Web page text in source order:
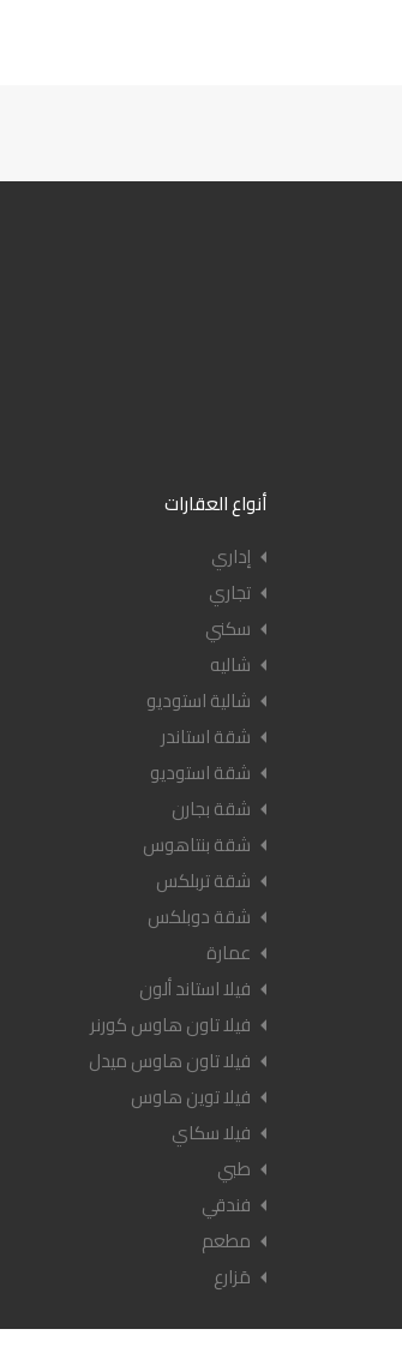
أنواع العقارات
إداري
تجاري
سكني
شاليه
شالية استوديو
شقة استاندر
شقة استوديو
شقة بجارن
شقة بنتاهوس
شقة تربلكس
شقة دوبلكس
عمارة
فيلا استاند ألون
فيلا تاون هاوس كورنر
فيلا تاون هاوس ميدل
فيلا توين هاوس
فيلا سكاي
طبي
فندقي
مطعم
مَزارع